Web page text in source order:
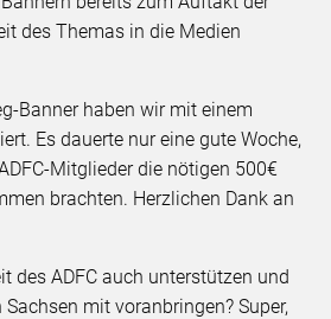
des Themas in die Medien
Banner haben wir mit einem
Es dauerte nur eine gute Woche,
Mitglieder die nötigen 500€
brachten. Herzlichen Dank an
des ADFC auch unterstützen und
mit voranbringen? Super,